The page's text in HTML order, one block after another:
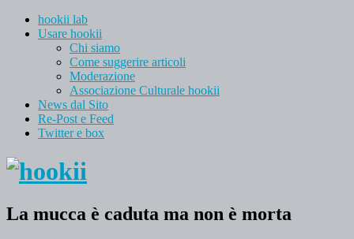
hookii lab
Usare hookii
Chi siamo
Come suggerire articoli
Moderazione
Associazione Culturale hookii
News dal Sito
Re-Post e Feed
Twitter e box
La mucca è caduta ma non è morta